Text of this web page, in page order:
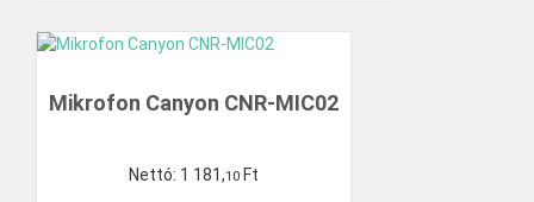
Mikrofon Canyon CNR-MIC02
Nettó: 1 181,10 Ft